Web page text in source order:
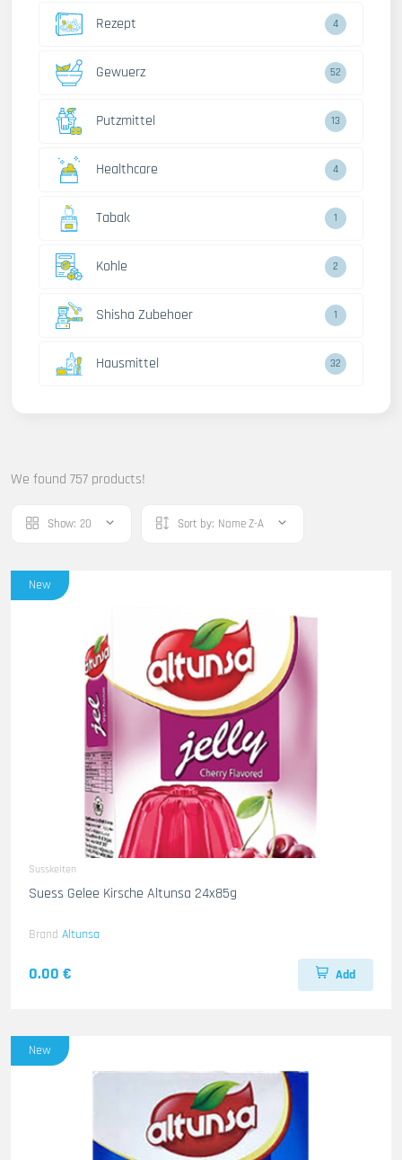
Rezept 4
Gewuerz 52
Putzmittel 13
Healthcare 4
Tabak 1
Kohle 2
Shisha Zubehoer 1
Hausmittel 32
We found 757 products!
Show: 20 Sort by: Name Z-A
New
Susskeiten
Suess Gelee Kirsche Altunsa 24x85g
Brand Altunsa
0.00 € Add
New